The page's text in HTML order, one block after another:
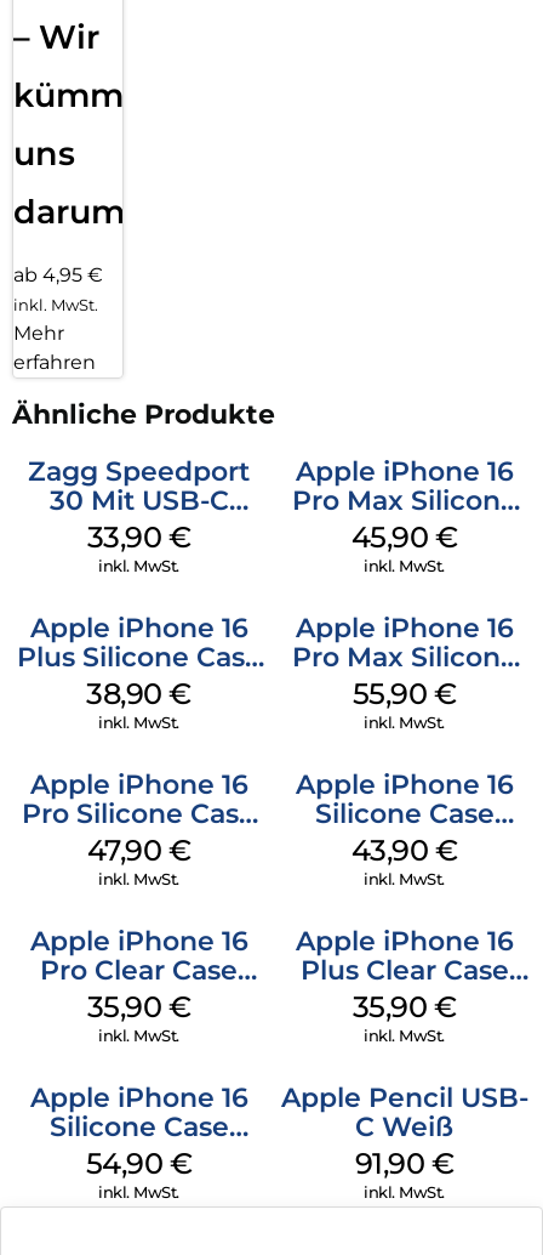
– Wir
kümmern
uns
darum!
ab 4,95 €
inkl. MwSt.
Mehr
erfahren
Ähnliche Produkte
Zagg Speedport
30 Mit USB-C
Kabel Weiß
33,90 €
inkl. MwSt.
Apple iPhone 16
Pro Max Silicone
Case MagSafe
Ultramarine
45,90 €
inkl. MwSt.
Apple iPhone 16
Plus Silicone Case
MagSafe Denim
38,90€
inkl. MwSt.
Apple iPhone 16
Pro Max Silicone
Case MagSafe
Stone Gray
55,90 €
inkl. MwSt.
Apple iPhone 16
Pro Silicone Case
MagSafe Denim
47,90 €
inkl. MwSt.
Apple iPhone 16
Silicone Case
MagSafe Plum
43,90 €
inkl. MwSt.
Apple iPhone 16
Pro Clear Case
MagSafe
Transparent
35,90 €
inkl. MwSt.
Apple iPhone 16
Plus Clear Case
MagSafe
Transparent
35,90 €
inkl. MwSt.
Apple iPhone 16
Silicone Case
MagSafe Lake
Green
54,90 €
inkl. MwSt.
Apple Pencil USB-
C Weiß
91,90 €
inkl. MwSt.